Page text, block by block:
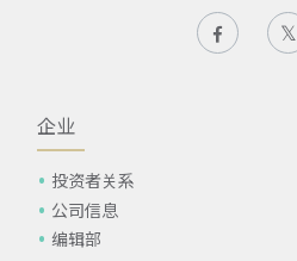
企业
投资者关系
公司信息
编辑部